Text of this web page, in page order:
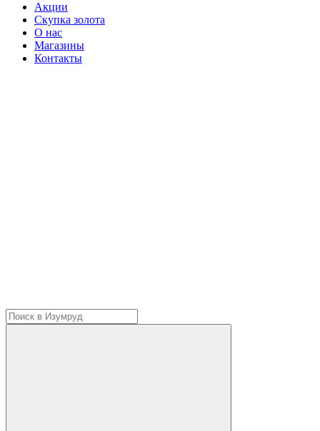
Акции
Скупка золота
О нас
Магазины
Контакты